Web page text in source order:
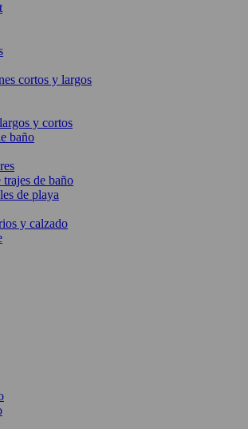
cortos y largos
y cortos
baño
de baño
de playa
y calzado